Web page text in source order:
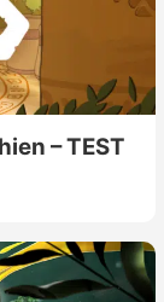
– TEST